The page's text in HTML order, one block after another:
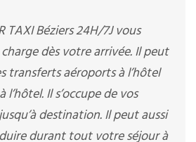
TAXI Béziers 24H/7J vous
dès votre arrivée. Il peut
transferts aéroports à l’hôtel
l’hôtel. Il s’occupe de vos
destination. Il peut aussi
durant tout votre séjour à